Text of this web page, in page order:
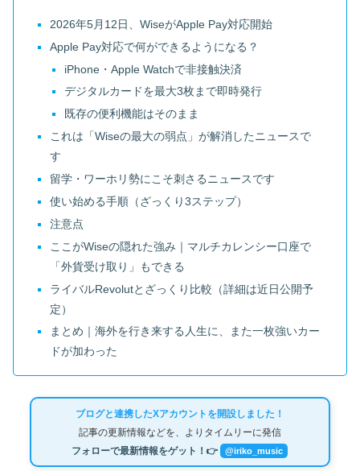
2026年5月12日、WiseがApple Pay対応開始
Apple Pay対応で何ができるようになる？
iPhone・Apple Watchで非接触決済
デジタルカードを最大3枚まで即時発行
既存の便利機能はそのまま
これは「Wiseの最大の弱点」が解消したニュースで
す
留学・ワーホリ勢にこそ刺さるニュースです
使い始める手順（ざっくり3ステップ）
注意点
ここがWiseの隠れた強み｜マルチカレンシー口座で
「外貨受け取り」もできる
ライバルRevolutとざっくり比較（詳細は近日公開予
定）
まとめ｜海外を行き来する人生に、また一枚強いカー
ドが加わった
ブログと連携したXアカウントを開設しました！
記事の更新情報などを、よりタイムリーに発信
フォローで最新情報をゲット！👉
@iriko_music